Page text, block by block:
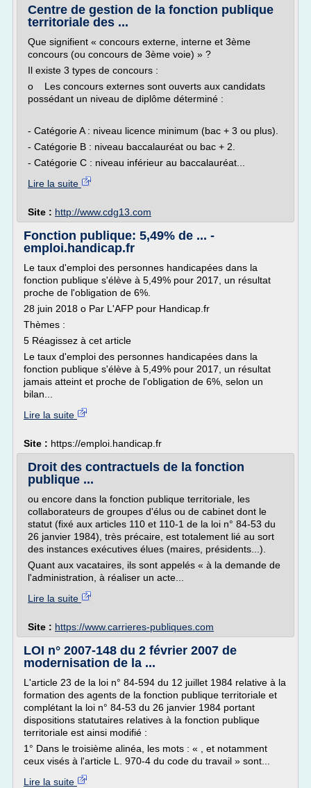
Centre de gestion de la fonction publique
territoriale des ...
Que signifient « concours externe, interne et 3ème
concours (ou concours de 3ème voie) » ?
Il existe 3 types de concours :
o Les concours externes sont ouverts aux candidats
possédant un niveau de diplôme déterminé :
- Catégorie A : niveau licence minimum (bac + 3 ou plus).
- Catégorie B : niveau baccalauréat ou bac + 2.
- Catégorie C : niveau inférieur au baccalauréat...
Lire la suite
Site : http://www.cdg13.com
Fonction publique: 5,49% de ... -
emploi.handicap.fr
Le taux d'emploi des personnes handicapées dans la
fonction publique s'élève à 5,49% pour 2017, un résultat
proche de l'obligation de 6%.
28 juin 2018 o Par L'AFP pour Handicap.fr
Thèmes :
5 Réagissez à cet article
Le taux d'emploi des personnes handicapées dans la
fonction publique s'élève à 5,49% pour 2017, un résultat
jamais atteint et proche de l'obligation de 6%, selon un
bilan...
Lire la suite
Site : https://emploi.handicap.fr
Droit des contractuels de la fonction
publique ...
ou encore dans la fonction publique territoriale, les
collaborateurs de groupes d'élus ou de cabinet dont le
statut (fixé aux articles 110 et 110-1 de la loi n° 84-53 du
26 janvier 1984), très précaire, est totalement lié au sort
des instances exécutives élues (maires, présidents...).
Quant aux vacataires, ils sont appelés « à la demande de
l'administration, à réaliser un acte...
Lire la suite
Site : https://www.carrieres-publiques.com
LOI n° 2007-148 du 2 février 2007 de
modernisation de la ...
L'article 23 de la loi n° 84-594 du 12 juillet 1984 relative à la
formation des agents de la fonction publique territoriale et
complétant la loi n° 84-53 du 26 janvier 1984 portant
dispositions statutaires relatives à la fonction publique
territoriale est ainsi modifié :
1° Dans le troisième alinéa, les mots : « , et notamment
ceux visés à l'article L. 970-4 du code du travail » sont...
Lire la suite